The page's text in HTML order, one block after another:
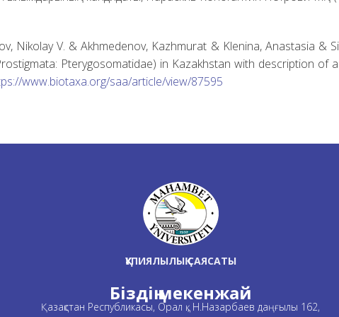
Nikolay V. & Akhmedenov, Kazhmurat & Klenina, Anastasia &
Pterygosomatidae) in Kazakhstan with description of
www.biotaxa.org/saa/article/view/87595
ҚҰПИЯЛЫЛЫҚ САЯСАТЫ
Біздің мекенжай
Қазақстан Республикасы, Орал қ., Н.Назарбаев даңғылы 162,